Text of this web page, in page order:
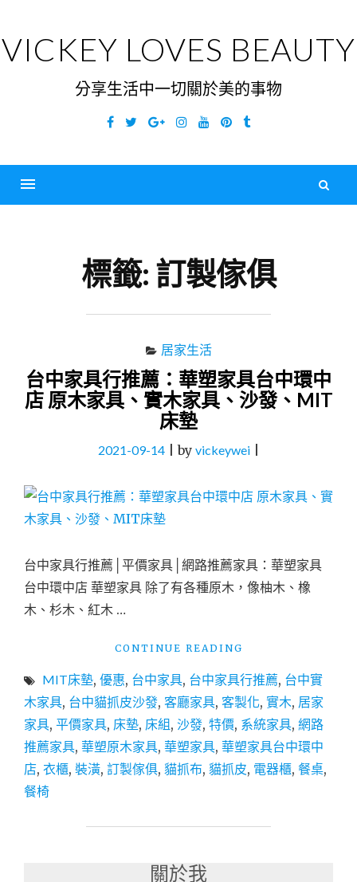
content
VICKEY LOVES BEAUTY
分享生活中一切關於美的事物
Facebook
TwitterGoogleInstagramYouTubePinterest
Tumblr
標籤: 訂製傢俱
居家生活
台中家具行推薦：華塑家具台中環中
店 原木家具、實木家具、沙發、MIT
床墊
2021-09-14|by vickeywei|
台中家具行推薦│平價家具│網路推薦家具：華塑家具
台中環中店 華塑家具 除了有各種原木，像柚木、橡
木、杉木、紅木 …
CONTINUE READING
家
具
推
薦：
華
MIT床墊, 優惠, 台中家具, 台中家具行推薦, 台中實
木家具, 台中貓抓皮沙發, 客廳家具, 客製化, 實木, 居家
家具, 平價家具, 床墊, 床組, 沙發, 特價, 系統家具, 網路
推薦家具, 華塑原木家具, 華塑家具, 華塑家具台中環中
店, 衣櫃, 裝潢, 訂製傢俱, 貓抓布, 貓抓皮, 電器櫃, 餐桌,
餐椅
關於我